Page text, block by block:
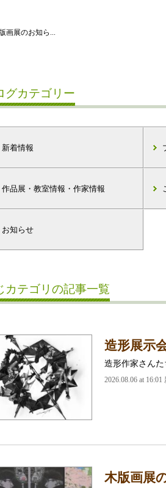
画展のお知ら...
グカテゴリー
新着情報
作品展・教室情報・作家情報
お知らせ
カテゴリの記事一覧
造形展示
造形作家さん
2026.08.06 at
木版画展